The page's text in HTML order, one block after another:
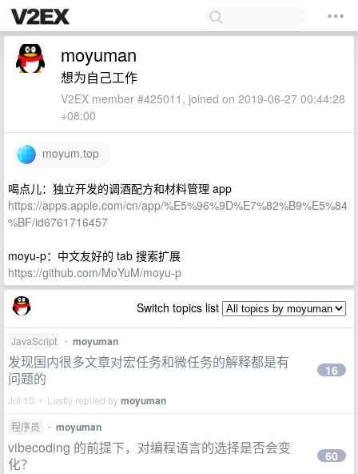
moyuman
想为自己工作
V2EX member #425011, joined on 2019-06-27 00:44:28
+08:00
moyum.top
喝点儿：独立开发的调酒配方和材料管理 app
https://apps.apple.com/cn/app/%E5%96%9D%E7%82%B9%E5%84
%BF/id6761716457
moyu-p：中文友好的 tab 搜索扩展
https://github.com/MoYuM/moyu-p
Switch topics list
JavaScript • moyuman
发现国内很多文章对宏任务和微任务的解释都是有
问题的
Jul 10 • Lastly replied bymoyuman
16
程序员 • moyuman
vibecoding 的前提下，对编程语言的选择是否会变
化？
60